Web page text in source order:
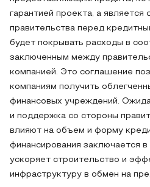
гарантией проекта, а является
правительства перед
будет покрывать расходы в
заключенным между
компанией. Это соглашение
компаниям получить
финансовых учреждений.
и поддержка со стороны
влияют на объем и форму
финансирования заключается
ускоряет строительство и
инфраструктуру в обмен на